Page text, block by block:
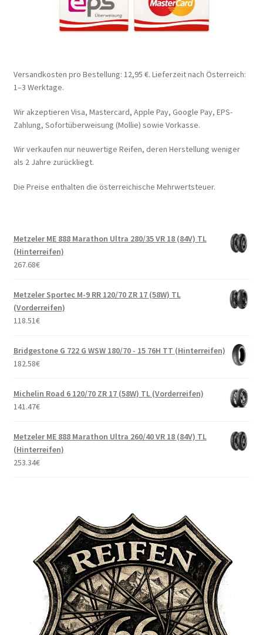
Versandkosten pro Bestellung: 12,95 €. Lieferzeit nach Österreich:
1–3 Werktage.
Wir akzeptieren Visa, Mastercard, Apple Pay, Google Pay, EPS-
Zahlung, Sofortüberweisung (Mollie) sowie Vorkasse.
Wir verkaufen nur neuwertige Reifen, deren Herstellung weniger
als 2 Jahre zurückliegt.
Die Preise enthalten die österreichische Mehrwertsteuer.
Metzeler ME 888 Marathon Ultra 280/35 VR 18 (84V) TL
(Hinterreifen)
267.68€
Metzeler Sportec M-9 RR 120/70 ZR 17 (58W) TL
(Vorderreifen)
118.51€
Bridgestone G 722 G WSW 180/70 - 15 76H TT (Hinterreifen)
182.58€
Michelin Road 6 120/70 ZR 17 (58W) TL (Vorderreifen)
141.47€
Metzeler ME 888 Marathon Ultra 260/40 VR 18 (84V) TL
(Hinterreifen)
253.34€